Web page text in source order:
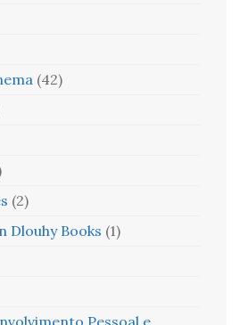
(42)
(2)
Dlouhy Books (1)
Pessoal e